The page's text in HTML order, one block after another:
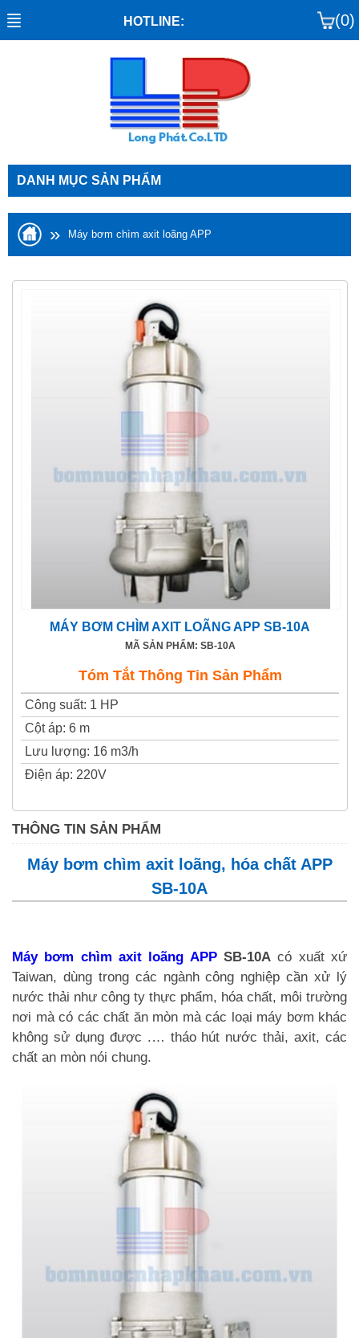
HOTLINE: (0)
DANH MỤC SẢN PHẨM
» Máy bơm chìm axit loãng APP
MÁY BƠM CHÌM AXIT LOÃNG APP SB-10A
MÃ SẢN PHẨM: SB-10A
Tóm Tắt Thông Tin Sản Phẩm
Công suất: 1 HP
Cột áp: 6 m
Lưu lượng: 16 m3/h
Điện áp: 220V
THÔNG TIN SẢN PHẨM
Máy bơm chìm axit loãng, hóa chất APP
SB-10A
Máy bơm chìm axit loãng APPSB-10A có xuất xứ
Taiwan, dùng trong các ngành công nghiệp cần xử lý
nước thải như công ty thực phẩm, hóa chất, môi trường
nơi mà có các chất ăn mòn mà các loại máy bơm khác
không sử dụng được .… tháo hút nước thải, axit, các
chất an mòn nói chung.